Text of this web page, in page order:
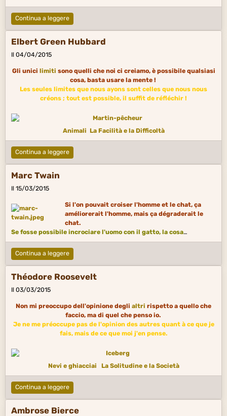
Continua a leggere
Elbert Green Hubbard
Il 04/04/2015
Gli unici limiti sono quelli che noi ci creiamo, è possibile qualsiasi
cosa, basta usare la mente !
Les seules limites que nous ayons sont celles que nous nous
créons ; tout est possible, il suffit de réfléchir !
Animali La Facilità e la Difficoltà
Continua a leggere
Marc Twain
Il 15/03/2015
Si l'on pouvait croiser l'homme et le chat, ça
améliorerait l'homme, mais ça dégraderait le
chat.
Se fosse possibile incrociare l'uomo con il gatto, la cosa
migliorerebbe l'uomo, ma di certo peggiorerebbe il gatto.
Continua a leggere
Théodore Roosevelt
Il 03/03/2015
Non mi preoccupo dell'opinione degli altri rispetto a quello che
faccio, ma di quel che penso io.
Je ne me préoccupe pas de l'opinion des autres quant à ce que je
fais, mais de ce que moi j'en pense.
Nevi e ghiacciai La Solitudine e la Società
Continua a leggere
Ambrose Bierce